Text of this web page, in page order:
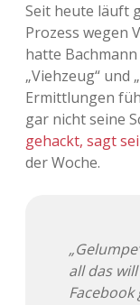
Seit heute läuft
Prozess wegen
hatte Bachmann
„Viehzeug“ und
Ermittlungen
gar nicht seine
gehackt, sagt
der Woche.
all das